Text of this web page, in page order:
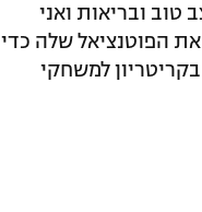
טוב ובריאות ואני
הפוטנציאל שלה כדי
9 ספורטאיות שעמדו בקריטריון למשחקי